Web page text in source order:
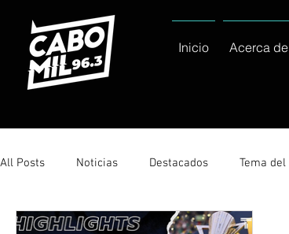
Inicio Acerca
All Posts Noticias Destacados Tema del
Sólo Tránsito Local Reportajes Especiales Al